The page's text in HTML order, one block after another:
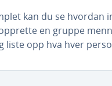
kan du se hvordan
opprette en gruppe
liste opp hva hver